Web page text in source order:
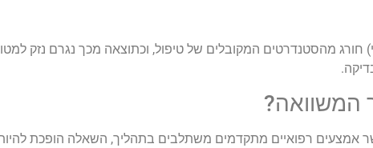
מהסטנדרטים המקובלים של טיפול, וכתוצאה מכך נגרם נזק
המשוואה?
אמצעים רפואיים מתקדמים משתלבים בתהליך, השאלה הופכת